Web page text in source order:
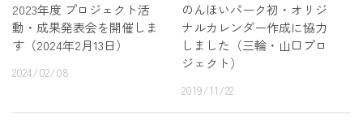
2023年度 プロジェクト活
動・成果発表会を開催しま
す（2024年2月13日）
2024/02/08
のんほいパーク初・オリジ
ナルカレンダー作成に協力
しました（三輪・山口プロ
ジェクト）
2019/11/22